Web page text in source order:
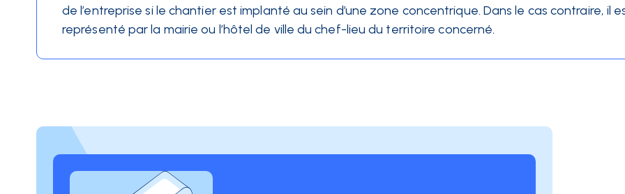
de l’entreprise si le chantier est implanté au sein d’une zone concentrique. Dans le cas contraire, il
représenté par la mairie ou l’hôtel de ville du chef-lieu du territoire concerné.